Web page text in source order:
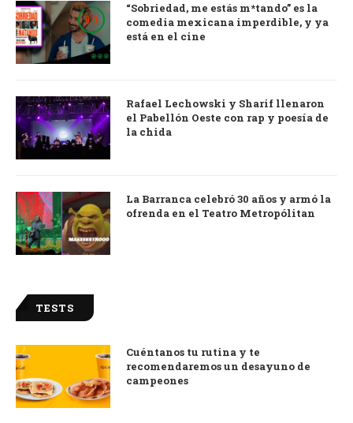
9.0
“Sobriedad, me estás m*tando” es la
comedia mexicana imperdible, y ya
está en el cine
Rafael Lechowski y Sharif llenaron
el Pabellón Oeste con rap y poesía de
la chida
La Barranca celebró 30 años y armó la
ofrenda en el Teatro Metropólitan
TESTS
Cuéntanos tu rutina y te
recomendaremos un desayuno de
campeones